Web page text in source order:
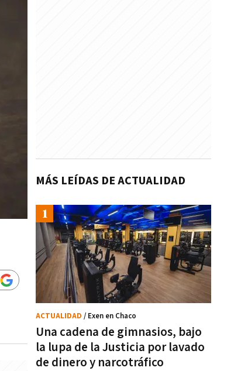
MÁS LEÍDAS DE ACTUALIDAD
Una cadena de gimnasios, bajo
la lupa de la Justicia por lavado
de dinero y narcotráfico
ACTUALIDAD / Exen en Chaco